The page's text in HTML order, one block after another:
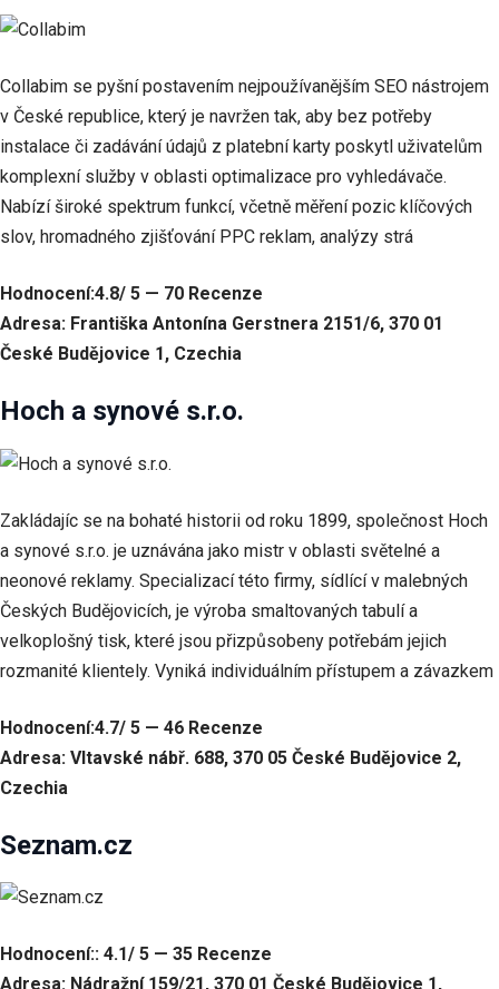
Collabim se pyšní postavením nejpoužívanějším SEO nástrojem
v České republice, který je navržen tak, aby bez potřeby
instalace či zadávání údajů z platební karty poskytl uživatelům
komplexní služby v oblasti optimalizace pro vyhledávače.
Nabízí široké spektrum funkcí, včetně měření pozic klíčových
slov, hromadného zjišťování PPC reklam, analýzy strá
Hodnocení:4.8/ 5 — 70 Recenze
Adresa: Františka Antonína Gerstnera 2151/6, 370 01
České Budějovice 1, Czechia
Hoch a synové s.r.o.
Zakládajíc se na bohaté historii od roku 1899, společnost Hoch
a synové s.r.o. je uznávána jako mistr v oblasti světelné a
neonové reklamy. Specializací této firmy, sídlící v malebných
Českých Budějovicích, je výroba smaltovaných tabulí a
velkoplošný tisk, které jsou přizpůsobeny potřebám jejich
rozmanité klientely. Vyniká individuálním přístupem a závazkem
Hodnocení:4.7/ 5 — 46 Recenze
Adresa: Vltavské nábř. 688, 370 05 České Budějovice 2,
Czechia
Seznam.cz
Hodnocení:: 4.1/ 5 — 35 Recenze
Adresa: Nádražní 159/21, 370 01 České Budějovice 1,